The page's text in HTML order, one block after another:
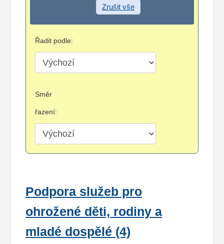
Zrušit vše
Řadit podle:
Směr
řazení:
Podpora služeb pro
ohrožené děti, rodiny a
mladé dospělé (4)